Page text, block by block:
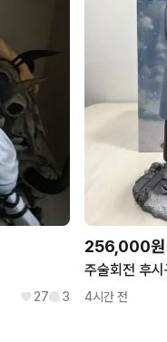
27 3
256,000원
4시간 전